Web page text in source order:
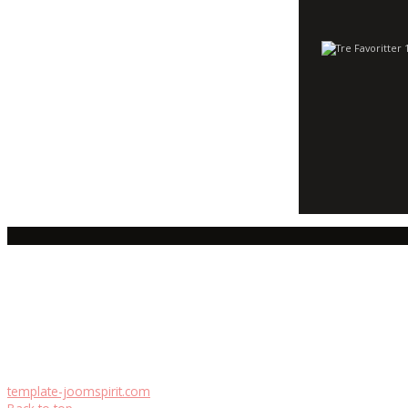
template-joomspirit.com